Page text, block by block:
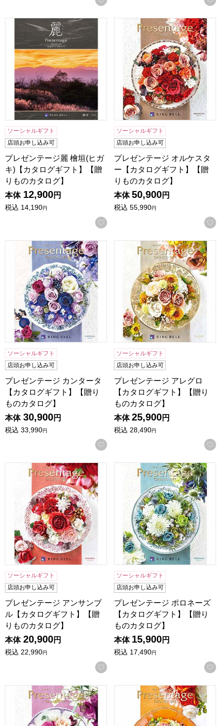
プレゼンテージ麗 檜垣(ヒガキ)【カタログギフト】【贈りも
ソーシャルギフト
店頭お申し込み可
プレゼンテージ麗 檜垣(ヒガ
キ)【カタログギフト】【贈
りものカタログ】
本体 12,900円
税込 14,190円
お気に入りに登録する
プレゼンテージ オルケスタ
ソーシャルギフト
店頭お申し込み可
プレゼンテージ オルケスタ
ー【カタログギフト】【贈
りものカタログ】
本体 50,900円
税込 55,990円
プレゼンテージ カンタータ【カタログギフト】【贈りもの
ソーシャルギフト
店頭お申し込み可
プレゼンテージ カンタータ
【カタログギフト】【贈り
ものカタログ】
本体 30,900円
税込 33,990円
お気に入りに登録する
プレゼンテージ アレグロ【
ソーシャルギフト
店頭お申し込み可
プレゼンテージ アレグロ
【カタログギフト】【贈り
ものカタログ】
本体 25,900円
税込 28,490円
プレゼンテージ アンサンブル【カタログギフト】【贈りも
ソーシャルギフト
店頭お申し込み可
プレゼンテージ アンサンブ
ル【カタログギフト】【贈
りものカタログ】
本体 20,900円
税込 22,990円
お気に入りに登録する
プレゼンテージ ポロネーズ
ソーシャルギフト
店頭お申し込み可
プレゼンテージ ポロネーズ
【カタログギフト】【贈り
ものカタログ】
本体 15,900円
税込 17,490円
プレゼンテージ ボレロ【カタログギフト】【贈りものカタ
プレゼンテージ ノクターン